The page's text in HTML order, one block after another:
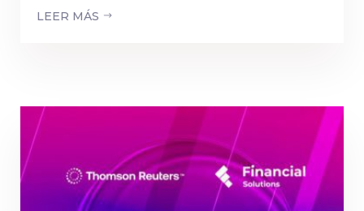
LEER MÁS